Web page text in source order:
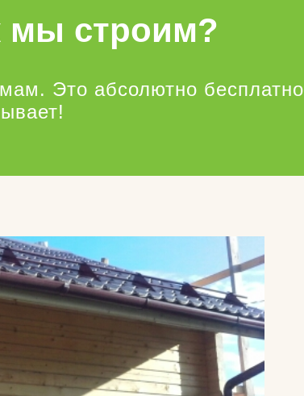
мы строим?
Это абсолютно бесплатно